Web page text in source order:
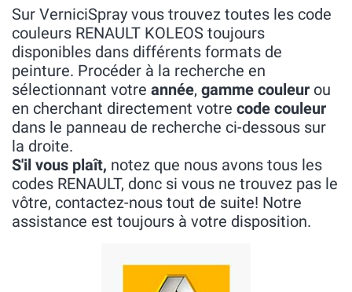
Sur VerniciSpray vous trouvez toutes les code
couleurs RENAULT KOLEOS toujours
disponibles dans différents formats de
peinture. Procéder à la recherche en
sélectionnant votre année, gamme couleur ou
en cherchant directement votre code couleur
dans le panneau de recherche ci-dessous sur
la droite.
S'il vous plaît, notez que nous avons tous les
codes RENAULT, donc si vous ne trouvez pas le
vôtre, contactez-nous tout de suite! Notre
assistance est toujours à votre disposition.